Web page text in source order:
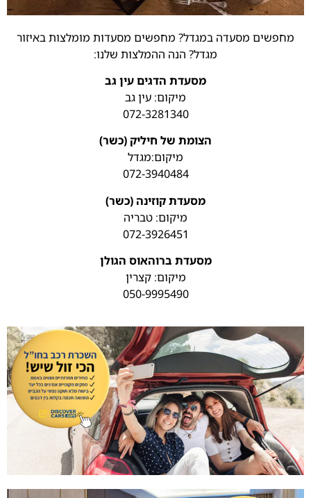
מחפשים מסעדה במגדל? מחפשים מסעדות מומלצות באיזור
מגדל? הנה ההמלצות שלנו:
מסעדת הדגים עין גב
מיקום: עין גב
072-3281340
הצומת של חיליק (כשר)
מיקום:מגדל
072-3940484
מסעדת קוזינה (כשר)
מיקום: טבריה
072-3926451
מסעדת ברוהאוס הגולן
מיקום: קצרין
050-9995490